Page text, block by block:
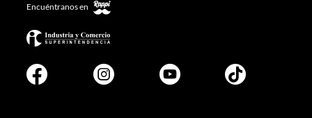
Encuéntranos en